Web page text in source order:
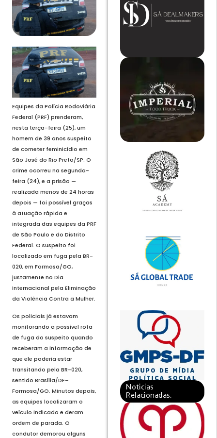
Equipes da Polícia Rodoviária
Federal (PRF) prenderam,
nesta terça-feira (25), um
homem de 39 anos suspeito
de cometer feminicídio em
São José do Rio Preto/SP. O
crime ocorreu na segunda-
feira (24), e a prisão —
realizada menos de 24 horas
depois — foi possível graças
à atuação rápida e
integrada das equipes da PRF
de São Paulo e do Distrito
Federal. O suspeito foi
localizado em fuga pela BR-
020, em Formosa/GO,
justamente no Dia
Internacional pela Eliminação
da Violência Contra a Mulher.
Os policiais já estavam
monitorando a possível rota
de fuga do suspeito quando
receberam a informação de
que ele poderia estar
transitando pela BR-020,
sentido Brasília/DF–
Formosa/GO. Minutos depois,
as equipes localizaram o
veículo indicado e deram
ordem de parada. O
condutor demorou alguns
Noticias
Relacionadas.